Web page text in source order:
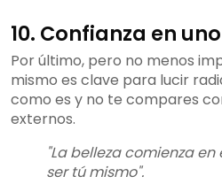
10. Confianza en
Por último, pero no menos
mismo es clave para lucir
como es y no te compares
externos.
"La belleza comienza
ser tú mismo".